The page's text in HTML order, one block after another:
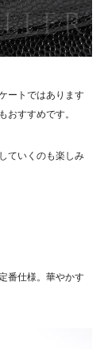
ートではあります
おすすめです。
ていくのも楽しみ
番仕様。華やかす